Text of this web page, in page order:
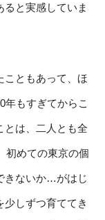
ると実感していま
こともあって、ほ
年もすぎてからこ
とは、二人とも全
初めての東京の個
きないか…がはじ
少しずつ育ててき